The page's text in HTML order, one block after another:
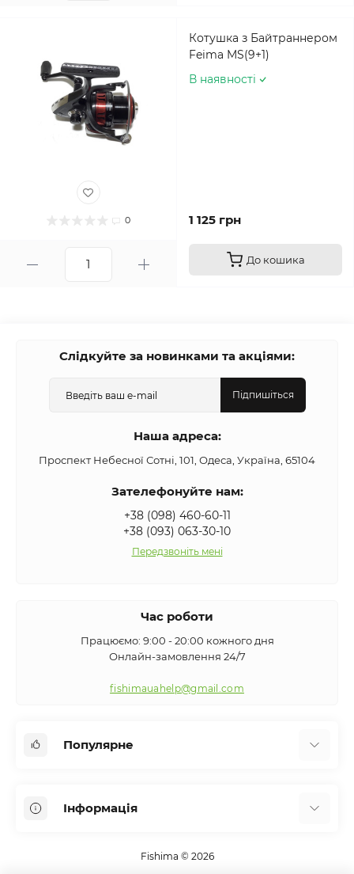
0
Котушка з Байтраннером
Feima MS(9+1)
В наявності
1 125 грн
До кошика
Слідкуйте за новинками та акціями:
Підпишіться
Наша адреса:
Проспект Небесної Сотні, 101, Одеса, Україна, 65104
Зателефонуйте нам:
+38 (098) 460-60-11
+38 (093) 063-30-10
Передзвоніть мені
Час роботи
Працюємо: 9:00 - 20:00 кожного дня
Онлайн-замовлення 24/7
fishimauahelp@gmail.com
Популярне
ВудилищаІнформація
Fishima © 2026